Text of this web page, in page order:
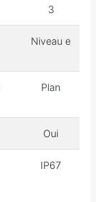
3
Niveau e
Plan
Oui
IP67